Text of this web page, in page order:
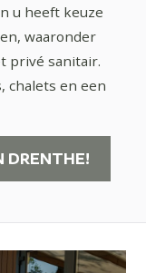
u heeft keuze
waaronder
privé sanitair.
chalets en een
DRENTHE!